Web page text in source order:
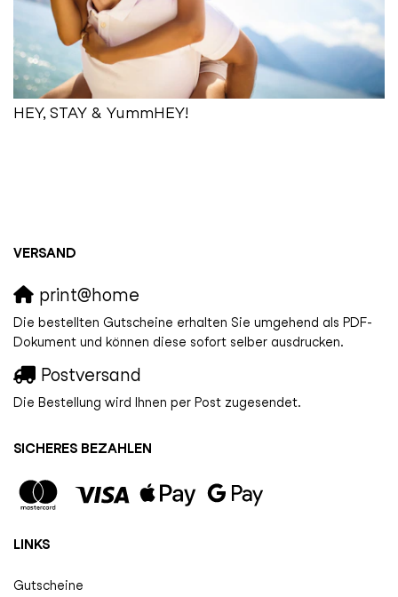
HEY, STAY & YummHEY!
VERSAND
print@home
Die bestellten Gutscheine erhalten Sie umgehend als PDF-
Dokument und können diese sofort selber ausdrucken.
Postversand
Die Bestellung wird Ihnen per Post zugesendet.
SICHERES BEZAHLEN
LINKS
Gutscheine